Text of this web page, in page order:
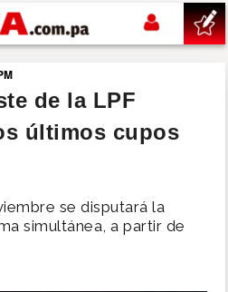
de la LPF
últimos cupos
se disputará la
simultánea, a partir de